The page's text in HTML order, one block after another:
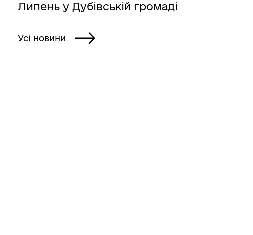
Липень у Дубівській громаді
Усі новини